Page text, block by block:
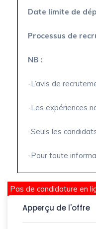
Date limite de
Processus de
NB :
-L’avis de
-Les expériences
-Seuls les
-Pour toute
Pas de candidature en
Apperçu de l'offre